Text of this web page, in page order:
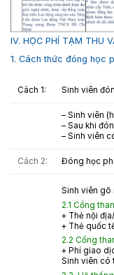
IV. HỌC PHÍ TẠM THU
1. Cách thức đóng học
Cách 1: Sinh viên
– Sinh viên
– Sau khi
– Sinh viên
Cách 2: Đóng học
Sinh viên gõ
2.1 Cổng
+ Thẻ nội
+ Thẻ quốc
2.2 Cổng
+ Phí giao
Sinh viên có